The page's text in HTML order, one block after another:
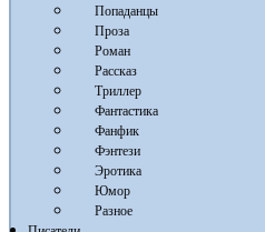
Попаданцы
Проза
Роман
Рассказ
Триллер
Фантастика
Фанфик
Фэнтези
Эротика
Юмор
Разное